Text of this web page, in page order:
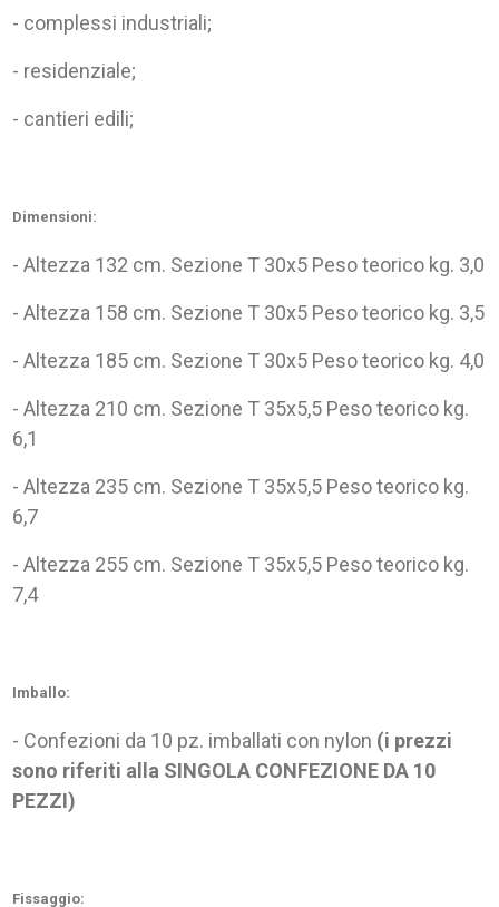
- complessi industriali;
- residenziale;
- cantieri edili;
Dimensioni:
- Altezza 132 cm. Sezione T 30x5 Peso teorico kg. 3,0
- Altezza 158 cm. Sezione T 30x5 Peso teorico kg. 3,5
- Altezza 185 cm. Sezione T 30x5 Peso teorico kg. 4,0
- Altezza 210 cm. Sezione T 35x5,5 Peso teorico kg.
6,1
- Altezza 235 cm. Sezione T 35x5,5 Peso teorico kg.
6,7
- Altezza 255 cm. Sezione T 35x5,5 Peso teorico kg.
7,4
Imballo:
- Confezioni da 10 pz. imballati con nylon (i prezzi
sono riferiti alla SINGOLA CONFEZIONE DA 10
PEZZI)
Fissaggio: